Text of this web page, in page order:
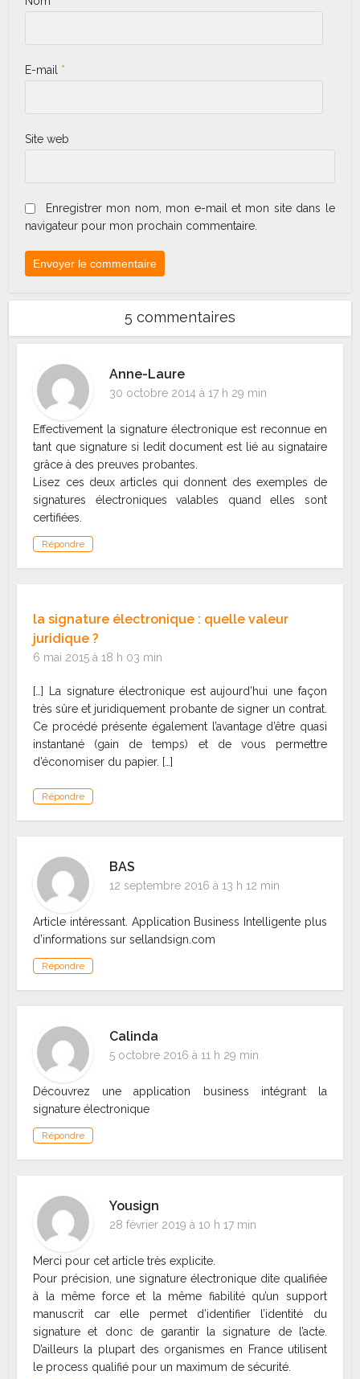
E-mail *
Site web
Enregistrer mon nom, mon e-mail et mon site dans le
navigateur pour mon prochain commentaire.
5 commentaires
Anne-Laure
30 octobre 2014 à 17 h 29 min
Effectivement la signature électronique est reconnue en
tant que signature si ledit document est lié au signataire
grâce à des preuves probantes.
Lisez ces deux articles qui donnent des exemples de
signatures électroniques valables quand elles sont
certifiées.
Répondre
la signature électronique : quelle valeur
juridique ?
6 mai 2015 à 18 h 03 min
[…] La signature électronique est aujourd’hui une façon
très sûre et juridiquement probante de signer un contrat.
Ce procédé présente également l’avantage d’être quasi
instantané (gain de temps) et de vous permettre
d’économiser du papier. […]
Répondre
BAS
12 septembre 2016 à 13 h 12 min
Article intéressant. Application Business Intelligente plus
d’informations sur sellandsign.com
Répondre
Calinda
5 octobre 2016 à 11 h 29 min
Découvrez une application business intégrant la
signature électronique
Répondre
Yousign
28 février 2019 à 10 h 17 min
Merci pour cet article très explicite.
Pour précision, une signature électronique dite qualifiée
à la même force et la même fiabilité qu’un support
manuscrit car elle permet d’identifier l’identité du
signature et donc de garantir la signature de l’acte.
D’ailleurs la plupart des organismes en France utilisent
le process qualifié pour un maximum de sécurité.